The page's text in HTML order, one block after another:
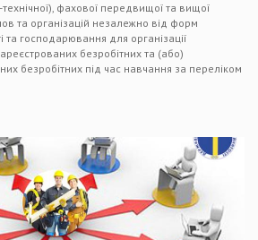
фахової передвищої та вищої
та організацій незалежно від форм
та господарювання для організації
безробітних та (або)
безробітних під час навчання за переліком